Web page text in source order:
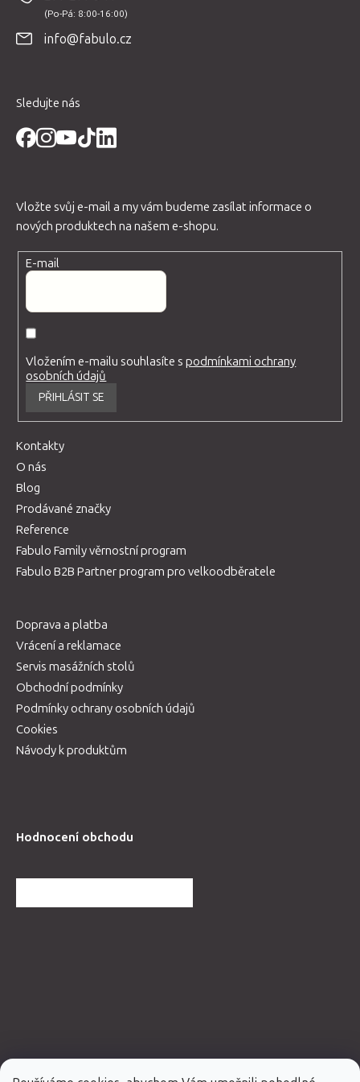
info@fabulo.cz
Sledujte nás
Vložte svůj e-mail a my vám budeme zasílat informace o
nových produktech na našem e-shopu.
E-mail
Vložením e-mailu souhlasíte spodmínkami ochrany
osobních údajů
PŘIHLÁSIT SE
Kontakty
O nás
Blog
Prodávané značky
Reference
Fabulo Family věrnostní program
Fabulo B2B Partner program pro velkoodběratele
Doprava a platba
Vrácení a reklamace
Servis masážních stolů
Obchodní podmínky
Podmínky ochrany osobních údajů
Cookies
Návody k produktům
Hodnocení obchodu